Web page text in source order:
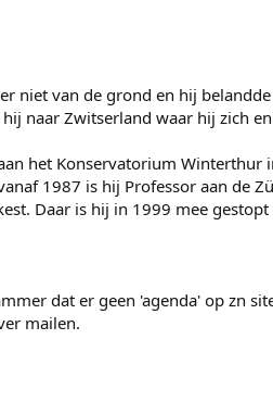
niet van de grond en hij
naar Zwitserland waar hij zich
het Konservatorium Winterthur
1987 is hij Professor aan de
Daar is hij in 1999 mee
dat er geen 'agenda' op zn
mailen.